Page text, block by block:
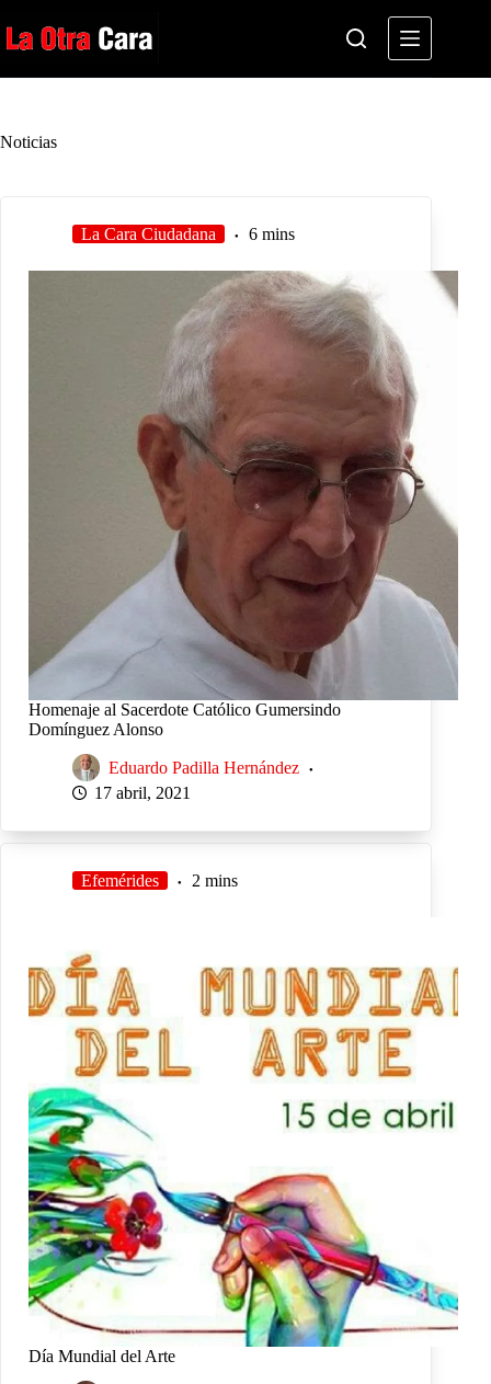
al
contenido
Noticias
La Cara Ciudadana 6 mins
Homenaje al Sacerdote Católico Gumersindo
Domínguez Alonso
Eduardo Padilla Hernández
17 abril, 2021
Efemérides 2 mins
Día Mundial del Arte